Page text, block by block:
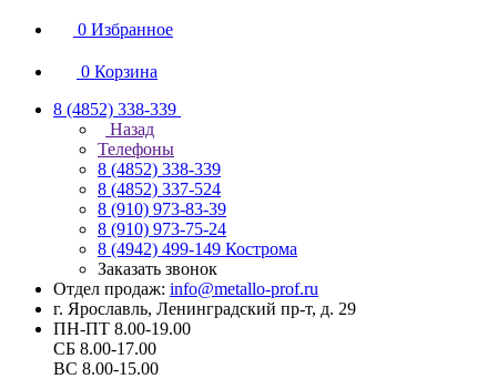
0 Избранное
0 Корзина
8 (4852) 338-339
Назад
Телефоны
8 (4852) 338-339
8 (4852) 337-524
8 (910) 973-83-39
8 (910) 973-75-24
8 (4942) 499-149 Кострома
Заказать звонок
Отдел продаж: info@metallo-prof.ru
г. Ярославль, Ленинградский пр-т, д. 29
ПН-ПТ 8.00-19.00
СБ 8.00-17.00
ВС 8.00-15.00